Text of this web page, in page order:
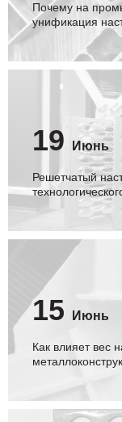
Почему на
унификация
19 Июнь
Решетчатый
15 Июнь
Как влияет вес